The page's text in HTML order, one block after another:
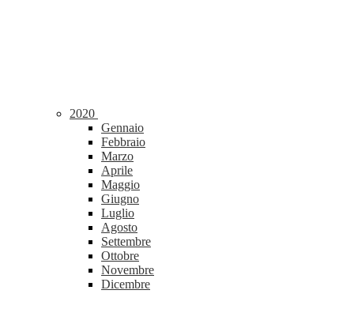
2020
Gennaio
Febbraio
Marzo
Aprile
Maggio
Giugno
Luglio
Agosto
Settembre
Ottobre
Novembre
Dicembre